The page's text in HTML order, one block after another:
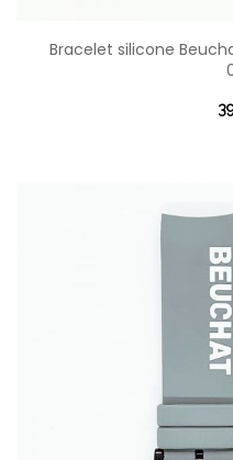
Bracelet silicone